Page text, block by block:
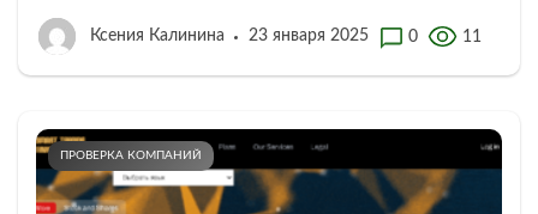
Ксения Калинина 23 января 2025 0 11
ПРОВЕРКА КОМПАНИЙ